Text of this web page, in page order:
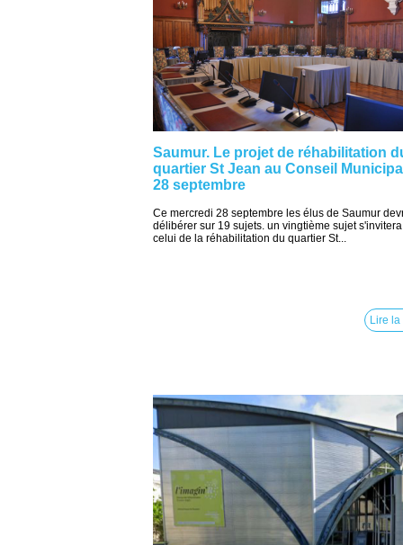
Saumur. Le projet de réhabilitation
quartier St Jean au Conseil
28 septembre
Ce mercredi 28 septembre les élus de Saumur
délibérer sur 19 sujets. un vingtième sujet
celui de la réhabilitation du quartier St...
Lire la